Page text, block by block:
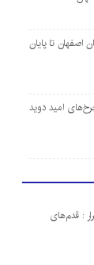
اصفهان تا پایان
امید دوید
: قدم‌های